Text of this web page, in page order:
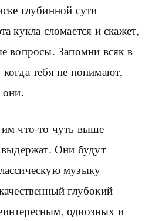
глубинной сути
кукла сломается и скажет,
вопросы. Запомни всяк в
тебя не понимают,
что-то чуть выше
Они будут
музыку
глубокий
одиозных и